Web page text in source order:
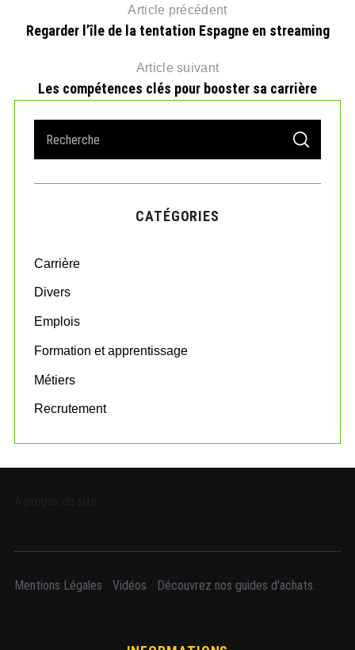
Article précédent
Regarder l’île de la tentation Espagne en streaming
Article suivant
Les compétences clés pour booster sa carrière
a
r
o
:
S
A
C
CATÉGORIES
Carrière
Divers
Emplois
Formation et apprentissage
Métiers
Recrutement
Mentions Légales Vidéos Découvrez nos guides d'achats.